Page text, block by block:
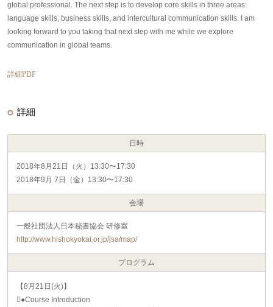
global professional. The next step is to develop core skills in three areas:
language skills, business skills, and intercultural communication skills. I am
looking forward to you taking that next step with me while we explore
communication in global teams.
詳細PDF
詳細
日時
2018年8月21日（火）13:30〜17:30
2018年9月 7日（金）13:30〜17:30
会場
一般社団法人日本秘書協会 研修室
http://www.hishokyokai.or.jp/jsa/map/
プログラム
【8月21日(火)】
●Course Introduction